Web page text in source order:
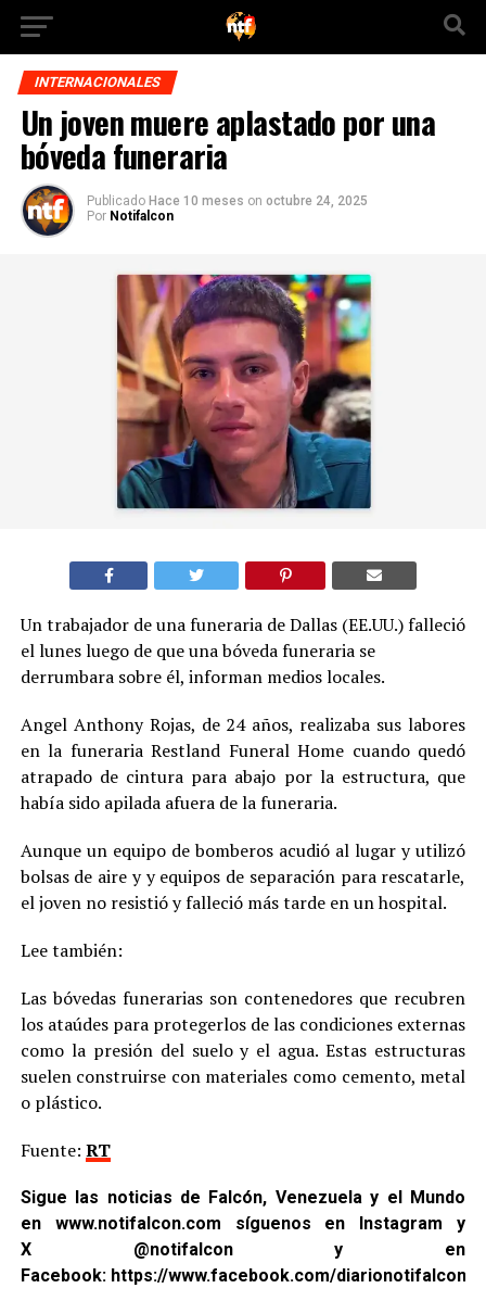
INTERNACIONALES
Un joven muere aplastado por una
bóveda funeraria
Publicado Hace 10 meses on octubre 24, 2025
Por Notifalcon
Un trabajador de una funeraria de Dallas (EE.UU.) falleció
el lunes luego de que una bóveda funeraria se
derrumbara sobre él, informan medios locales.
Angel Anthony Rojas, de 24 años, realizaba sus labores
en la funeraria Restland Funeral Home cuando quedó
atrapado de cintura para abajo por la estructura, que
había sido apilada afuera de la funeraria.
Aunque un equipo de bomberos acudió al lugar y utilizó
bolsas de aire y y equipos de separación para rescatarle,
el joven no resistió y falleció más tarde en un hospital.
Lee también:
Las bóvedas funerarias son contenedores que recubren
los ataúdes para protegerlos de las condiciones externas
como la presión del suelo y el agua. Estas estructuras
suelen construirse con materiales como cemento, metal
o plástico.
Fuente: RT
Sigue las noticias de Falcón, Venezuela y el Mundo
en www.notifalcon.com síguenos en Instagram y
X @notifalcony en
Facebook: https://www.facebook.com/diarionotifalcon2/